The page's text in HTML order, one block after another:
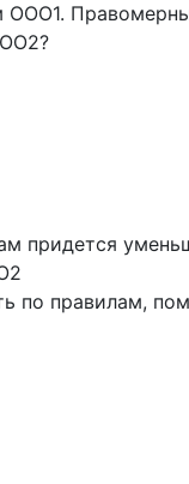
придется
по правилам,